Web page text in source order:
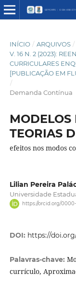
INÍCIO / ARQUIVOS /
V. 16 N. 2 (2023):
CURRICULARES
[PUBLICAÇÃO EM
/
Demanda Contínua
MODELOS
TEORIAS
efeitos nos modos
Lilian Pereira
Universidade
https://orcid.org/
DOI: https://doi.org/
Palavras-chave:
currículo,